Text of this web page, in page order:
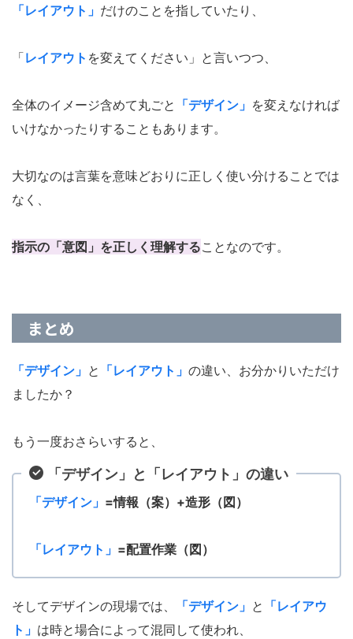
「レイアウト」 だけのことを指していたり、
「レイアウト を変えてください」と言いつつ、
全体のイメージ含めて丸ごと 「デザイン」 を変えなければ
いけなかったりすることもあります。
大切なのは言葉を意味どおりに正しく使い分けることでは
なく、
指示の「意図」を正しく理解することなのです。
まとめ
「デザイン」 と 「レイアウト」 の違い、お分かりいただけ
ましたか？
もう一度おさらいすると、
「デザイン」と「レイアウト」の違い
「デザイン」 =情報（案）+造形（図）
「レイアウト」 =配置作業（図）
そしてデザインの現場では、 「デザイン」 と 「レイアウ
ト」 は時と場合によって混同して使われ、